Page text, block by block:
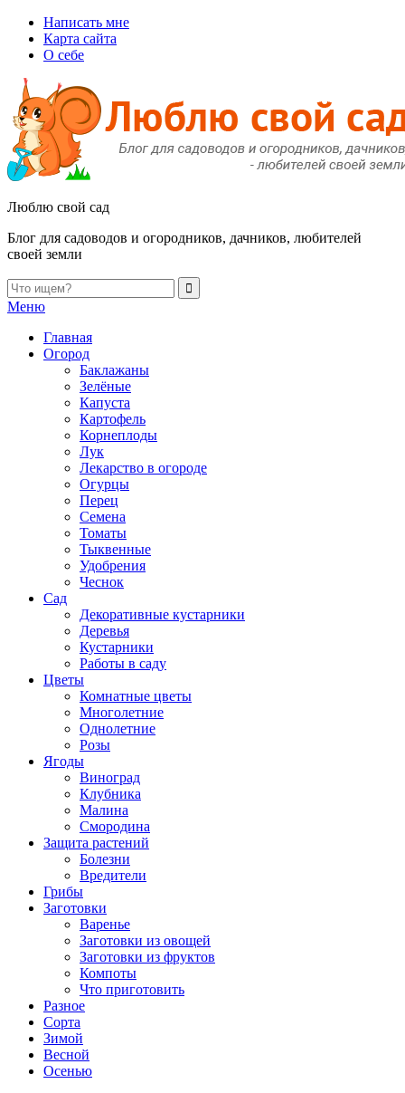
Написать мне
Карта сайта
О себе
Люблю свой сад
Блог для садоводов и огородников, дачников, любителей
своей земли
Меню
Главная
Огород
Баклажаны
Зелёные
Капуста
Картофель
Корнеплоды
Лук
Лекарство в огороде
Огурцы
Перец
Семена
Томаты
Тыквенные
Удобрения
Чеснок
Сад
Декоративные кустарники
Деревья
Кустарники
Работы в саду
Цветы
Комнатные цветы
Многолетние
Однолетние
Розы
Ягоды
Виноград
Клубника
Малина
Смородина
Защита растений
Болезни
Вредители
Грибы
Заготовки
Варенье
Заготовки из овощей
Заготовки из фруктов
Компоты
Что приготовить
Разное
Сорта
Зимой
Весной
Осенью